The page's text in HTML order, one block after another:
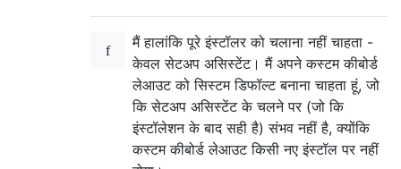
मैं हालांकि पूरे इंस्टॉलर को चलाना नहीं चाहता -
केवल सेटअप असिस्टेंट। मैं अपने कस्टम कीबोर्ड
लेआउट को सिस्टम डिफॉल्ट बनाना चाहता हूं, जो
कि सेटअप असिस्टेंट के चलने पर (जो कि
इंस्टॉलेशन के बाद सही है) संभव नहीं है, क्योंकि
कस्टम कीबोर्ड लेआउट किसी नए इंस्टॉल पर नहीं